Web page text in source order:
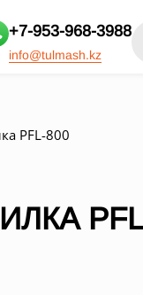
+7-953-968-3988
info@tulmash.kz
PFL-800